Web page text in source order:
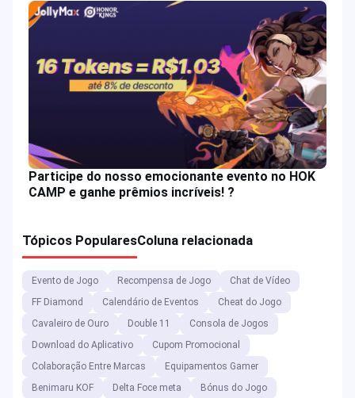
Participe do nosso emocionante evento no HOK
CAMP e ganhe prêmios incríveis! ?
Tópicos PopularesColuna relacionada
Evento de Jogo Recompensa de Jogo
Chat de Vídeo
FF Diamond
Calendário de Eventos
Cheat do Jogo
Cavaleiro de Ouro
Double 11
Consola de Jogos
Download do Aplicativo
Cupom Promocional
Colaboração Entre Marcas
Equipamentos Gamer
Benimaru KOF
Delta Foce meta Bónus do Jogo